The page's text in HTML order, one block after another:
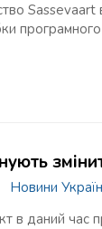
Новини
в даний час